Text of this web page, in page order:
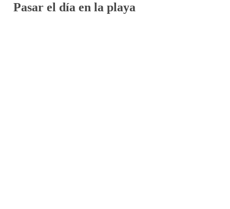
Pasar el día en la playa